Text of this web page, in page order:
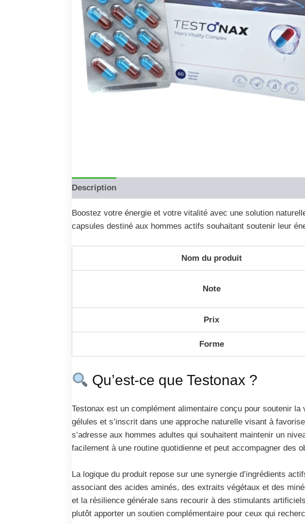
Description
Boostez votre énergie et votre vitalité avec une solution
capsules destiné aux hommes actifs souhaitant soutenir leur
Nom du produit
Note
Prix
Forme
Qu’est-ce que Testonax ?
Testonax est un complément alimentaire conçu pour soutenir
gélules et s’inscrit dans une approche naturelle visant à
s’adresse aux hommes adultes qui souhaitent maintenir un
facilement à une routine quotidienne et peut accompagner des
La logique du produit repose sur une synergie d’ingrédients
associant des acides aminés, des extraits végétaux et des
et la résilience générale sans recourir à des stimulants
plutôt apporter un soutien complémentaire pour ceux qui